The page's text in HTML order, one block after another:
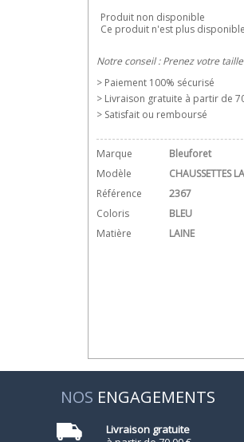
Produit non disponible
Ce produit n'est plus
Notre conseil : Prenez votre
> Paiement 100% sécurisé
> Livraison gratuite à partir de
> Satisfait ou remboursé
Marque
Bleuforet
Modèle
CHAUSSETTES
Référence
2367
Coloris
BLEU
Matière
LAINE
NOS ENGAGEMENTS
Livraison gratuite